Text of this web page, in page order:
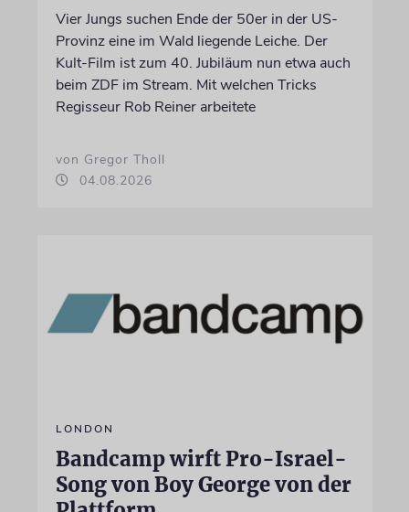
Vier Jungs suchen Ende der 50er in der US-
Provinz eine im Wald liegende Leiche. Der
Kult-Film ist zum 40. Jubiläum nun etwa auch
beim ZDF im Stream. Mit welchen Tricks
Regisseur Rob Reiner arbeitete
von Gregor Tholl
04.08.2026
LONDON
Bandcamp wirft Pro-Israel-
Song von Boy George von der